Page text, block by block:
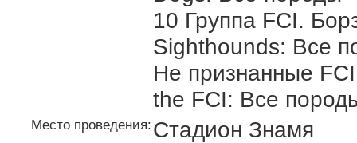
10 Группа FCI.
Sighthounds: Все
Не признанные
the FCI: Все
Место проведения: Стадион Знамя